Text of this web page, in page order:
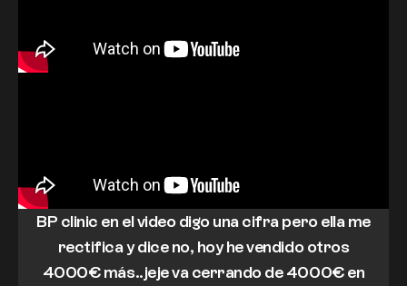
BP clinic en el video digo una cifra pero ella me
rectifica y dice no, hoy he vendido otros
4000€ más..jeje va cerrando de 4000€ en